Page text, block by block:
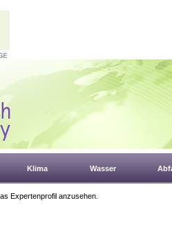
Klima Wasser
Expertenprofil anzusehen.